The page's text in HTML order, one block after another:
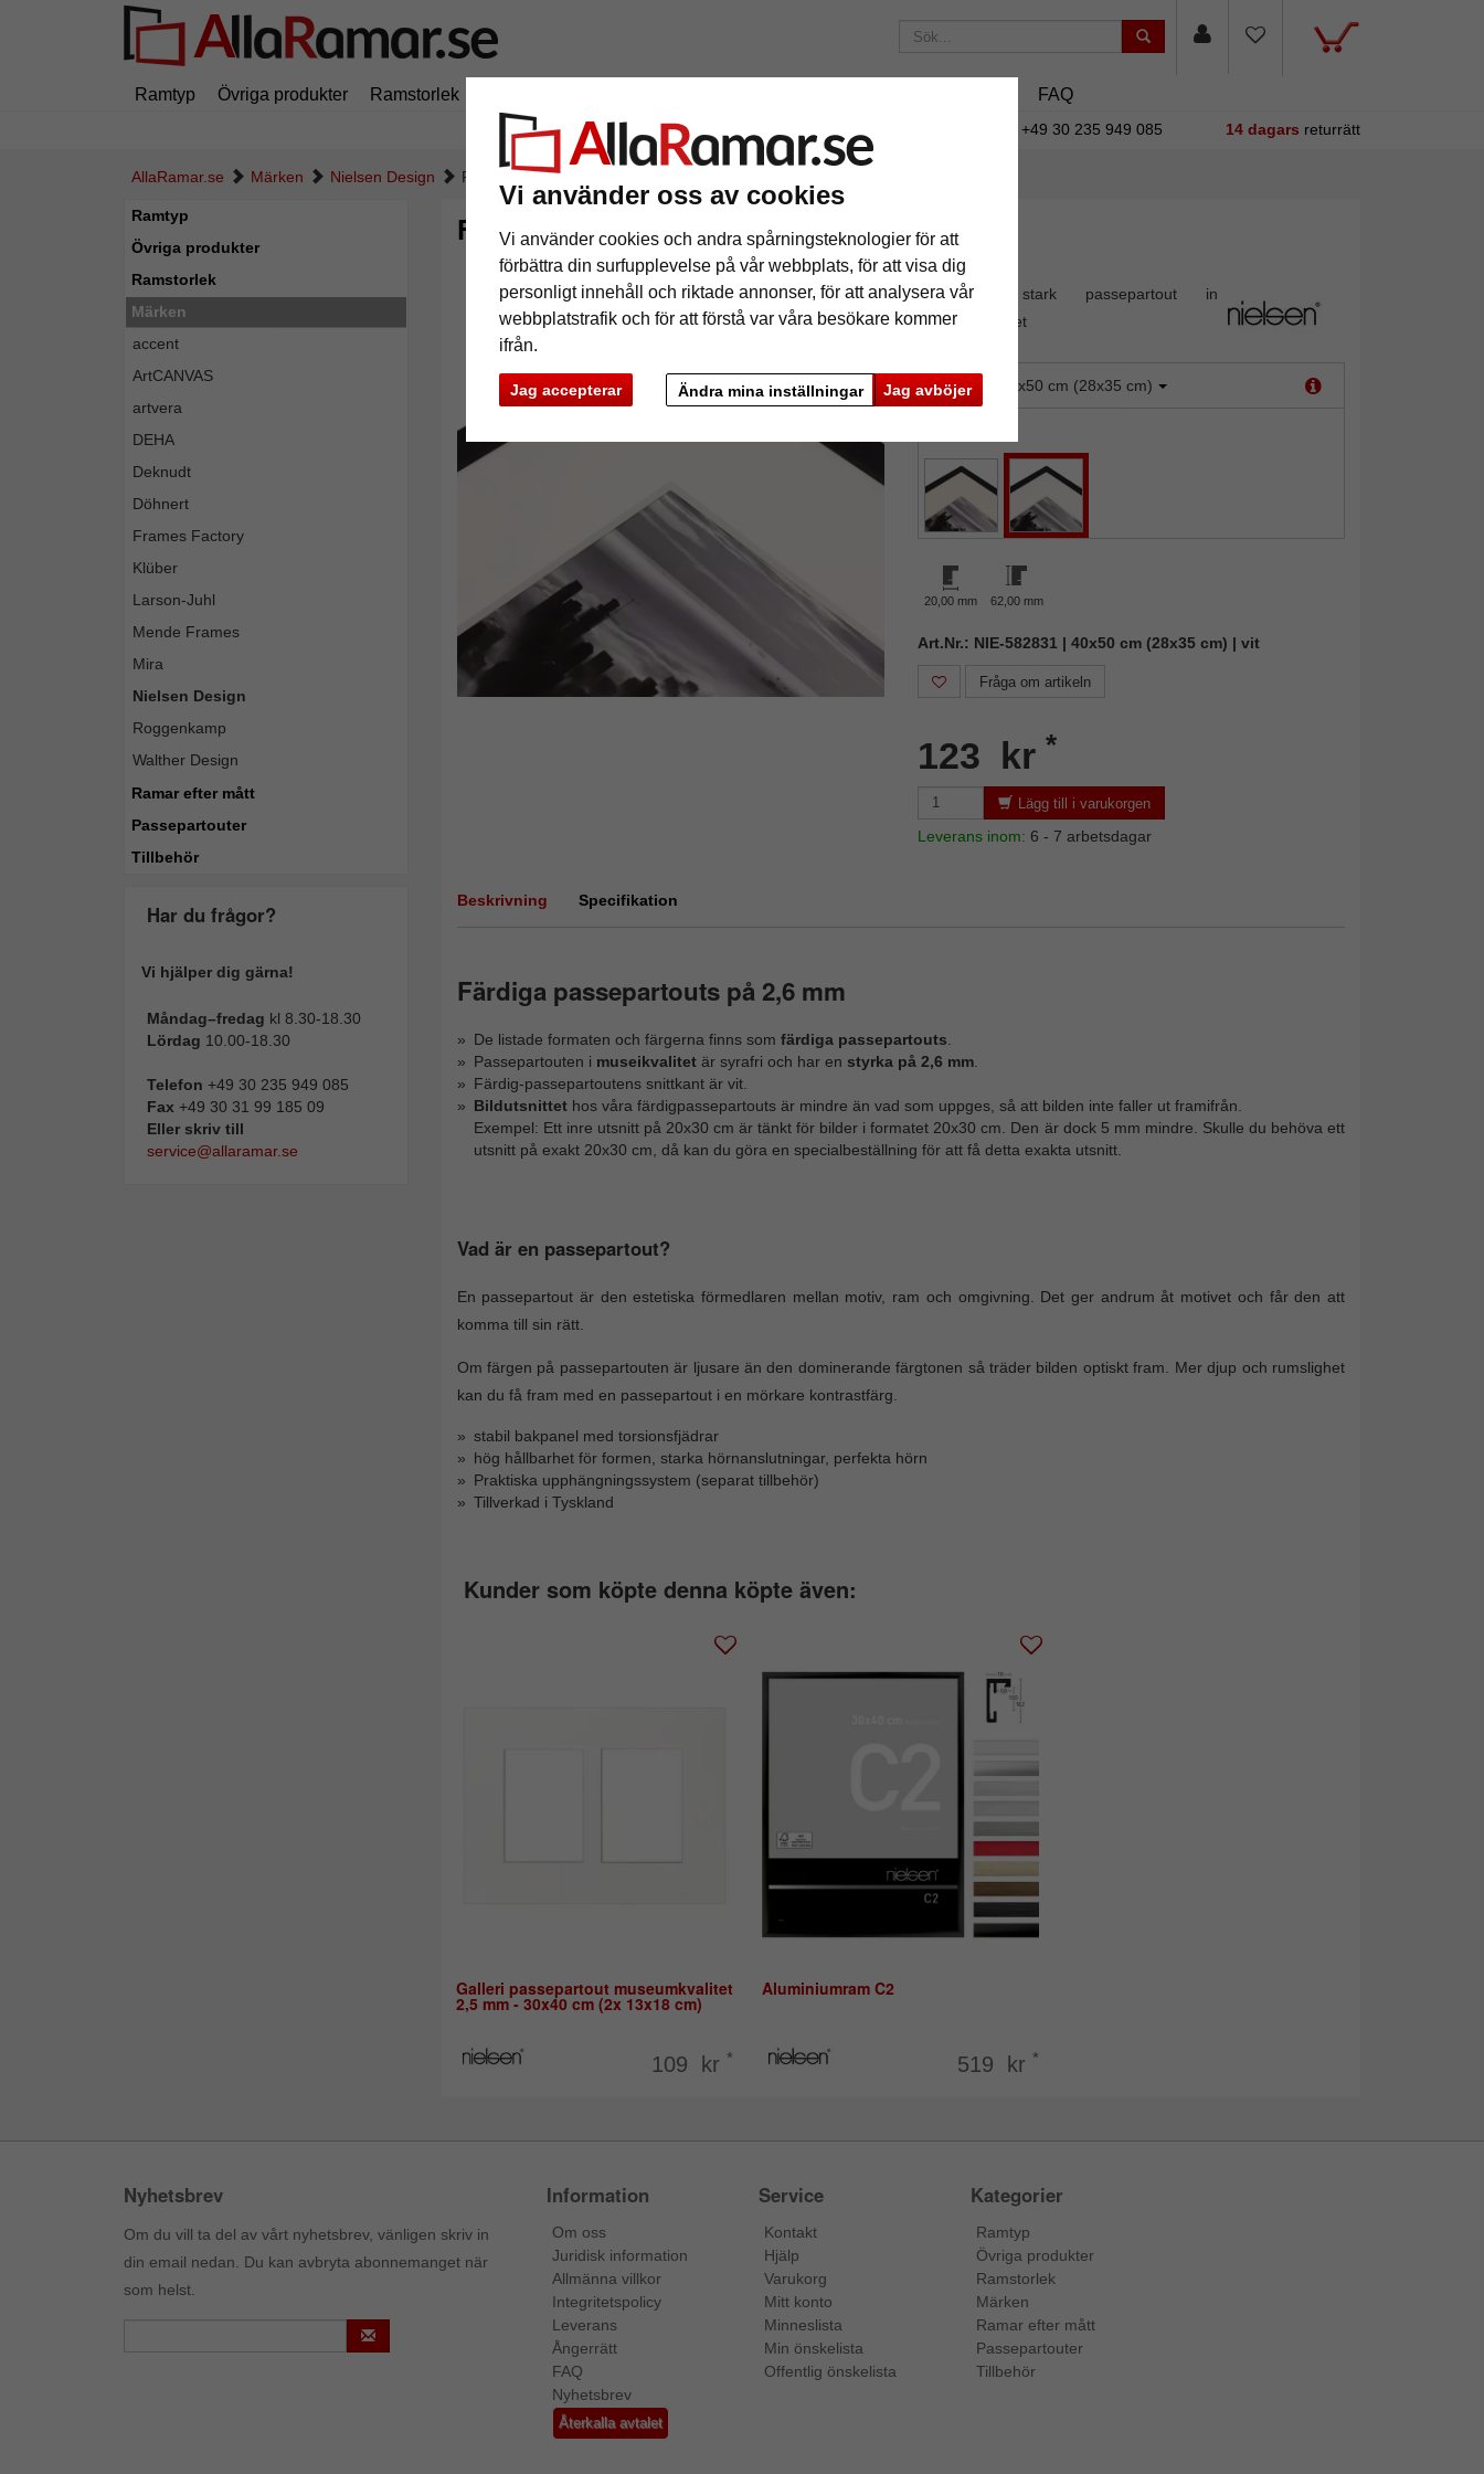
Vi använder oss av cookies
Vi använder cookies och andra spårningsteknologier för att
förbättra din surfupplevelse på vår webbplats, för att visa dig
personligt innehåll och riktade annonser, för att analysera vår
webbplatstrafik och för att förstå var våra besökare kommer
ifrån.
Jag accepterar Jag avböjer
Ändra mina inställningar
Ramtyp Övriga produkter Ramstorlek FAQ
195 kr i leveranskostnad. +49 30 235 949 085 14 dagars returrätt
AllaRamar.se Märken Nielsen Design Färdig passepartout museumkvalitet 2,6 mm
Ramtyp
Övriga produkter
Ramstorlek
Märken
accent
ArtCANVAS
artvera
DEHA
Deknudt
Döhnert
Frames Factory
Klüber
Larson-Juhl
Mende Frames
Mira
Nielsen Design
Roggenkamp
Walther Design
Ramar efter mått
Passepartouter
Tillbehör
Har du frågor?
Vi hjälper dig gärna!
Måndag–fredag kl 8.30-18.30
Lördag 10.00-18.30
Telefon +49 30 235 949 085
Fax +49 30 31 99 185 09
Eller skriv till
service@allaramar.se
Färdig passepartout museumkvalitet 2,6 mm
Nästa
2,6 mm stark passepartout in
museumkvalitet
format: 40x50 cm (28x35 cm)
20,00 mm 62,00 mm
Art.Nr.: NIE-582831 | 40x50 cm (28x35 cm) | vit
Fråga om artikeln
123 kr *
Lägg till i varukorgen
Leverans inom: 6 - 7 arbetsdagar
Beskrivning Specifikation
Färdiga passepartouts på 2,6 mm
De listade formaten och färgerna finns som färdiga passepartouts
Passepartouten i museikvalitet är syrafri och har en styrka på 2,6 mm.
Färdig-passepartoutens snittkant är vit.
Bildutsnittethos våra färdigpassepartouts är mindre än vad som uppges, så att bilden inte faller ut framifrån.
Exempel: Ett inre utsnitt på 20x30 cm är tänkt för bilder i formatet 20x30 cm. Den är dock 5 mm mindre. Skulle du behöva ett
utsnitt på exakt 20x30 cm, då kan du göra en specialbeställning för att få detta exakta utsnitt.
Vad är en passepartout?
En passepartout är den estetiska förmedlaren mellan motiv, ram och omgivning. Det ger andrum åt motivet och får den att
komma till sin rätt.
Om färgen på passepartouten är ljusare än den dominerande färgtonen så träder bilden optiskt fram. Mer djup och rumslighet
kan du få fram med en passepartout i en mörkare kontrastfärg.
stabil bakpanel med torsionsfjädrar
hög hållbarhet för formen, starka hörnanslutningar, perfekta hörn
Praktiska upphängningssystem (separat tillbehör)
Tillverkad i Tyskland
Kunder som köpte denna köpte även:
Galleri passepartout museumkvalitet
2,5 mm - 30x40 cm (2x 13x18 cm)
109 kr *
Aluminiumram C2
519 kr *
Nyhetsbrev
Om du vill ta del av vårt nyhetsbrev, vänligen skriv in
din email nedan. Du kan avbryta abonnemanget när
som helst.
Information
Om oss
Juridisk information
Allmänna villkor
Integritetspolicy
Leverans
Ångerrätt
FAQ
Nyhetsbrev
Återkalla avtalet
Service
Kontakt
Hjälp
Varukorg
Mitt konto
Minneslista
Min önskelista
Offentlig önskelista
Kategorier
Ramtyp
Övriga produkter
Ramstorlek
Märken
Ramar efter mått
Passepartouter
Tillbehör